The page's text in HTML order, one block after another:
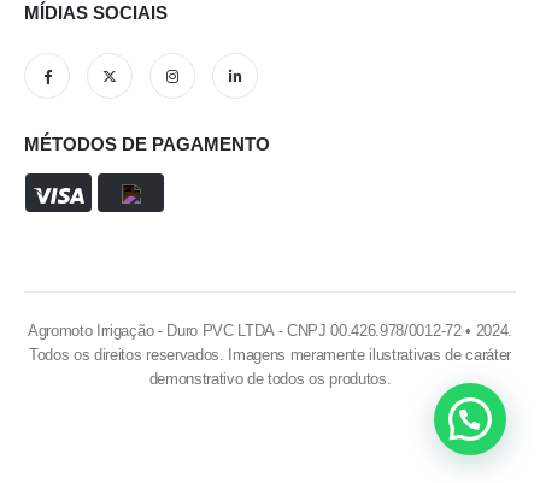
MÍDIAS SOCIAIS
MÉTODOS DE PAGAMENTO
Agromoto Irrigação - Duro PVC LTDA - CNPJ 00.426.978/0012-72 • 2024.
Todos os direitos reservados. Imagens meramente ilustrativas de caráter
demonstrativo de todos os produtos.